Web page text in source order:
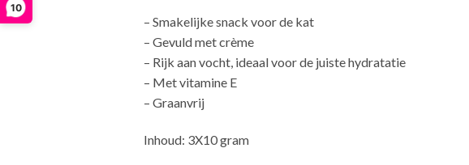
10
– Smakelijke snack voor de kat
– Gevuld met crème
– Rijk aan vocht, ideaal voor de juiste hydratatie
– Met vitamine E
– Graanvrij
Inhoud: 3X10 gram